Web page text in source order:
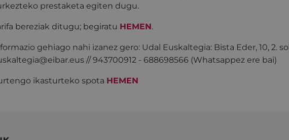
prestaketa egiten dugu.
bereziak ditugu; begiratu HEMEN.
gehiago nahi izanez gero: Udal Euskaltegia: Bista Eder, 10, 2.
// 943700912 - 688698566 (Whatsappez ere bai)
ikasturteko spota HEMEN